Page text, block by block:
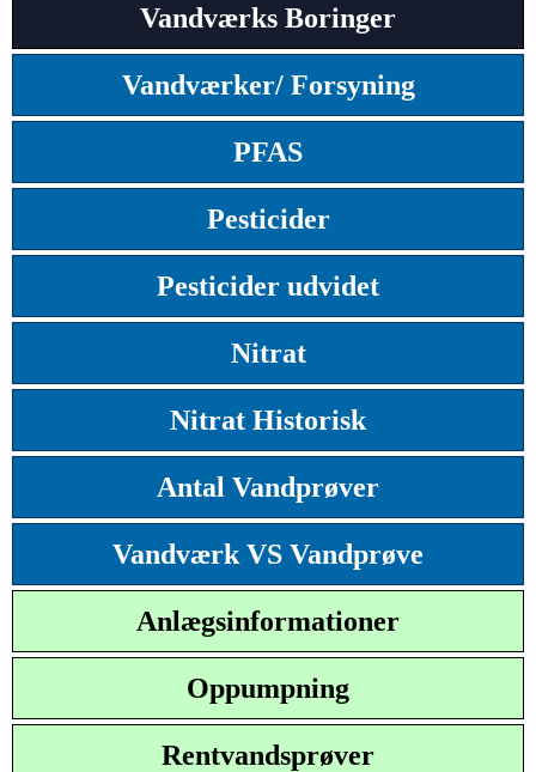
Vandværks Boringer
Vandværker/ Forsyning
PFAS
Pesticider
Pesticider udvidet
Nitrat
Nitrat Historisk
Antal Vandprøver
Vandværk VS Vandprøve
Anlægsinformationer
Oppumpning
Rentvandsprøver